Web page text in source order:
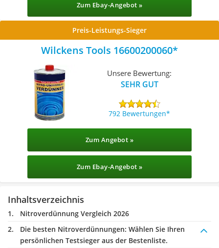
Zum Ebay-Angebot »
Preis-Leistungs-Sieger
Wilckens Tools 16600200060
Unsere Bewertung:
SEHR GUT
792 Bewertungen
Zum Angebot »
Zum Ebay-Angebot »
Inhaltsverzeichnis
Nitroverdünnung Vergleich 2026
Die besten Nitroverdünnungen: Wählen Sie Ihren
persönlichen Testsieger aus der Bestenliste.